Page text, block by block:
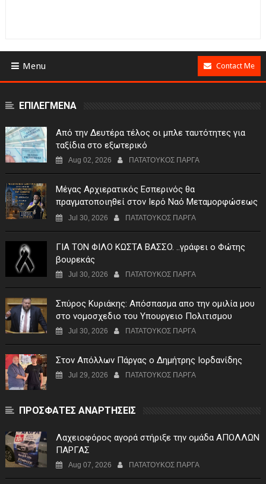
Menu Contact Me
ΕΠΙΛΕΓΜΕΝΑ
Από την Δευτέρα τέλος οι μπλε ταυτότητες για
ταξίδια στο εξωτερικό
Aug 02, 2026 ΠΑΤΑΤΟΥΚΟΣ ΠΑΡΓΑ
Μέγας Αρχιερατικός Εσπερινός θα
πραγματοποιηθεί στον Ιερό Ναό Μεταμορφώσεως
του Σωτήρος Σταυροχωρίου στης 5 Αυγούστου
Jul 30, 2026 ΠΑΤΑΤΟΥΚΟΣ ΠΑΡΓΑ
ΓIA TON ΦIΛO KΩΣTA BAΣΣO. ..γράφει ο Φώτης
βουρεκάς
Jul 30, 2026 ΠΑΤΑΤΟΥΚΟΣ ΠΑΡΓΑ
Σπύρος Κυριάκης: Απόσπασμα απο την ομιλία μου
στο νομοσχεδιο του Υπουργειο Πολιτισμου
Jul 30, 2026 ΠΑΤΑΤΟΥΚΟΣ ΠΑΡΓΑ
Στον Απόλλων Πάργας ο Δημήτρης Ιορδανίδης
Jul 29, 2026 ΠΑΤΑΤΟΥΚΟΣ ΠΑΡΓΑ
ΠΡΟΣΦΑΤΕΣ ΑΝΑΡΤΗΣΕΙΣ
Λαχειοφόρος αγορά στήριξε την ομάδα ΑΠΟΛΛΩΝ
ΠΑΡΓΑΣ
Aug 07, 2026 ΠΑΤΑΤΟΥΚΟΣ ΠΑΡΓΑ